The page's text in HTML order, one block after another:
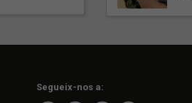
Segueix-nos a: